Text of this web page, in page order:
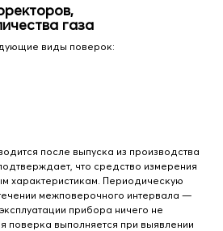
газа
виды поверок:
после выпуска из производства
что средство измерения
характеристикам. Периодическую
межповерочного интервала —
прибора ничего не
поверка выполняется при выявлении